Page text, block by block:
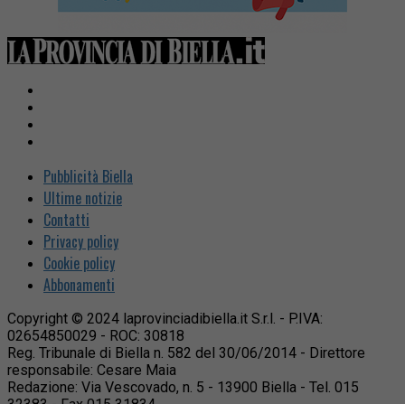
Pubblicità Biella
Ultime notizie
Contatti
Privacy policy
Cookie policy
Abbonamenti
Copyright © 2024 laprovinciadibiella.it S.r.l. - P.IVA:
02654850029 - ROC: 30818
Reg. Tribunale di Biella n. 582 del 30/06/2014 - Direttore
responsabile: Cesare Maia
Redazione: Via Vescovado, n. 5 - 13900 Biella - Tel. 015